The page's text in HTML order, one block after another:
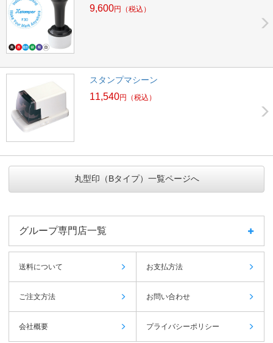
9,600円 （税込）
スタンプマシーン
11,540円 （税込）
丸型印（Bタイプ）一覧ページへ
グループ専門店一覧
送料について お支払方法
ご注文方法 お問い合わせ
会社概要 プライバシーポリシー